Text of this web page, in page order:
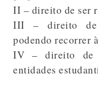
II – direito de ser
III – direito de
podendo recorrer
IV – direito de
entidades